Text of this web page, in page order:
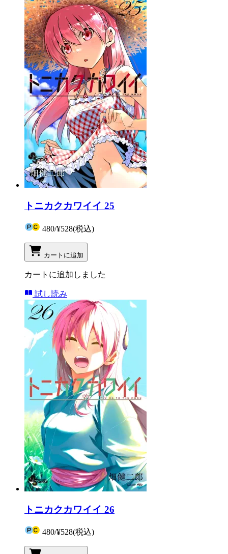
トニカクカワイイ 25
480/¥528(税込)
カートに追加
カートに追加しました
試し読み
トニカクカワイイ 26
480/¥528(税込)